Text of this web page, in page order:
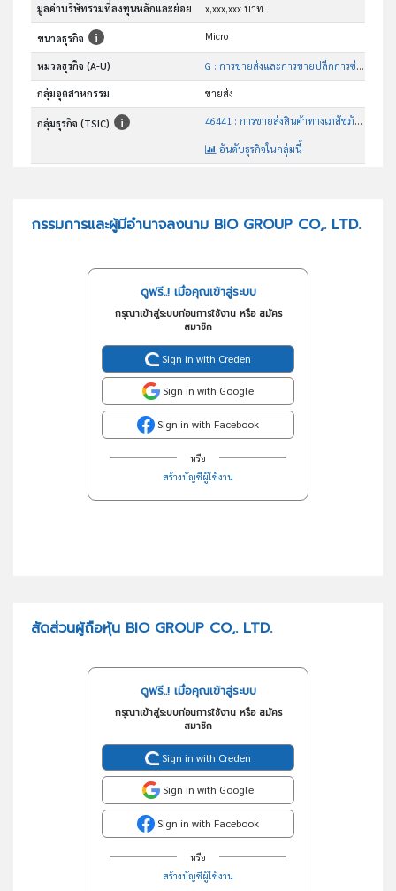
มูลค่าบริษัทรวมที่ลงทุนหลักและย่อย x,xxx,xxx บาท
ขนาดธุรกิจ Micro
หมวดธุรกิจ (A-U) G : การขายส่งและการขายปลีกการซ่อมยานยนต์และ จักรยานยนต์
กลุ่มอุตสาหกรรม ขายส่ง
กลุ่มธุรกิจ (TSIC) 46441 : การขายส่งสินค้าทางเภสัชภัณฑ์และทางการแพทย์
อันดับธุรกิจในกลุ่มนี้
กรรมการและผู้มีอำนาจลงนาม BIO GROUP CO,. LTD.
ดูฟรี..! เมื่อคุณเข้าสู่ระบบ
กรุณาเข้าสู่ระบบก่อนการใช้งาน หรือ สมัคร
สมาชิก
Sign in with Creden
Sign in with Google
Sign in with Facebook
หรือ
สร้างบัญชีผู้ใช้งาน
สัดส่วนผู้ถือหุ้น BIO GROUP CO,. LTD.
ดูฟรี..! เมื่อคุณเข้าสู่ระบบ
กรุณาเข้าสู่ระบบก่อนการใช้งาน หรือ สมัคร
สมาชิก
Sign in with Creden
Sign in with Google
Sign in with Facebook
หรือ
สร้างบัญชีผู้ใช้งาน